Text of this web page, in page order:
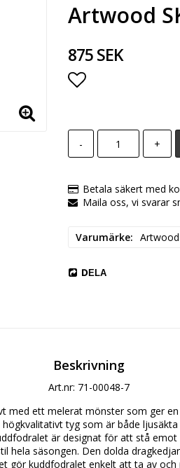
Artwood
875 SEK
- +
Betala säkert med
Maila oss, vi svarar
Varumärke Artwood
DELA
Beskrivning
Art.nr: 71-00048-7
med ett melerat mönster som ger
tyg som är både
är designat för att stå emot
hela säsongen. Den dolda
gör kuddfodralet enkelt att ta av och